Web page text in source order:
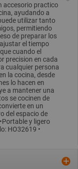
accesorio practico
ayudando a
utilizar tanto
permitiendo
de preparar los
el tiempo
cuando el
precision en cada
cualquier persona
la cocina, desde
lo hacen en
a mantener una
se cocinen de
en un
del espacio de
y ligero
HO32619 •